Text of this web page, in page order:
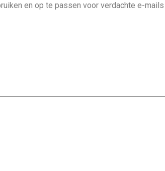
en op te passen voor verdachte e-mails